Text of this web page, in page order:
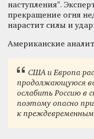
наступления".
прекращение огня
нарастит силы и
Американские
США и Европа
продолжающуюся
ослабить Россию в
поэтому опасно
к преждевременным